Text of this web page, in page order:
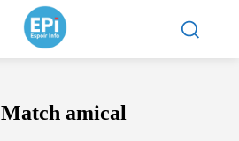
Match amical